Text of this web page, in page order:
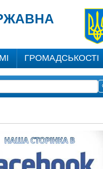
ГРОМАДСЬКОСТІ